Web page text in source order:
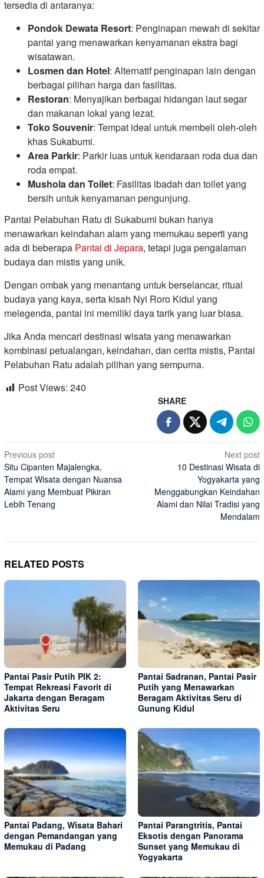
tersedia di antaranya:
Pondok Dewata Resort: Penginapan mewah di sekitar
pantai yang menawarkan kenyamanan ekstra bagi
wisatawan.
Losmen dan Hotel: Alternatif penginapan lain dengan
berbagai pilihan harga dan fasilitas.
Restoran: Menyajikan berbagai hidangan laut segar
dan makanan lokal yang lezat.
Toko Souvenir: Tempat ideal untuk membeli oleh-oleh
khas Sukabumi.
Area Parkir: Parkir luas untuk kendaraan roda dua dan
roda empat.
Mushola dan Toilet: Fasilitas ibadah dan toilet yang
bersih untuk kenyamanan pengunjung.
Pantai Pelabuhan Ratu di Sukabumi bukan hanya
menawarkan keindahan alam yang memukau seperti yang
ada di beberapa Pantai di Jepara, tetapi juga pengalaman
budaya dan mistis yang unik.
Dengan ombak yang menantang untuk berselancar, ritual
budaya yang kaya, serta kisah Nyi Roro Kidul yang
melegenda, pantai ini memiliki daya tarik yang luar biasa.
Jika Anda mencari destinasi wisata yang menawarkan
kombinasi petualangan, keindahan, dan cerita mistis, Pantai
Pelabuhan Ratu adalah pilihan yang sempurna.
Post Views: 240
SHARE
Post
navigation
Previous post
Situ Cipanten Majalengka,
Tempat Wisata dengan Nuansa
Alami yang Membuat Pikiran
Lebih Tenang
Next post
10 Destinasi Wisata di
Yogyakarta yang
Menggabungkan Keindahan
Alami dan Nilai Tradisi yang
Mendalam
RELATED POSTS
Pantai Pasir Putih PIK 2:
Tempat Rekreasi Favorit di
Jakarta dengan Beragam
Aktivitas Seru
Pantai Sadranan, Pantai Pasir
Putih yang Menawarkan
Beragam Aktivitas Seru di
Gunung Kidul
Pantai Padang, Wisata Bahari
dengan Pemandangan yang
Memukau di Padang
Pantai Parangtritis, Pantai
Eksotis dengan Panorama
Sunset yang Memukau di
Yogyakarta